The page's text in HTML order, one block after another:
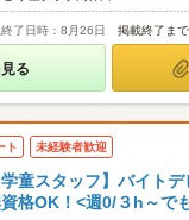
了日時：8月26日 掲載終了ま
る
ト 未経験者歓迎
学童スタッフ】バイト
格OK！<週0/３h～で